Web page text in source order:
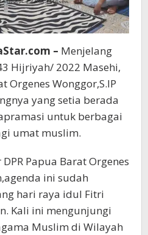
– Menjelang
Hijriyah/ 2022 Masehi,
Orgenes Wonggor,S.IP
yang setia berada
untuk berbagai
umat muslim.
Papua Barat Orgenes
ini sudah
hari raya idul Fitri
Kali ini mengunjungi
Muslim di Wilayah